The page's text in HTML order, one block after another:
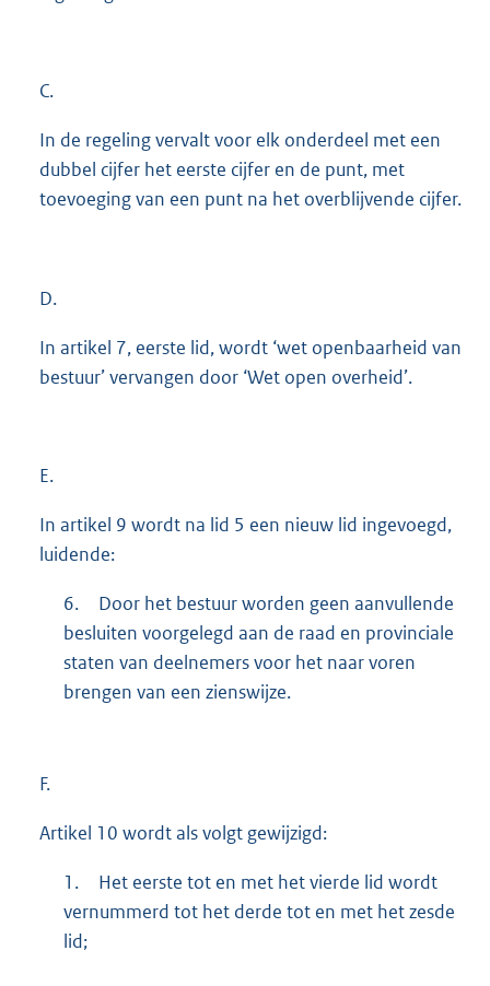
C.
In de regeling vervalt voor elk onderdeel met een
dubbel cijfer het eerste cijfer en de punt, met
toevoeging van een punt na het overblijvende cijfer.
D.
In artikel 7, eerste lid, wordt ‘wet openbaarheid van
bestuur’ vervangen door ‘Wet open overheid’.
E.
In artikel 9 wordt na lid 5 een nieuw lid ingevoegd,
luidende:
6.
Door het bestuur worden geen aanvullende
besluiten voorgelegd aan de raad en provinciale
staten van deelnemers voor het naar voren
brengen van een zienswijze.
F.
Artikel 10 wordt als volgt gewijzigd:
1.
Het eerste tot en met het vierde lid wordt
vernummerd tot het derde tot en met het zesde
lid;